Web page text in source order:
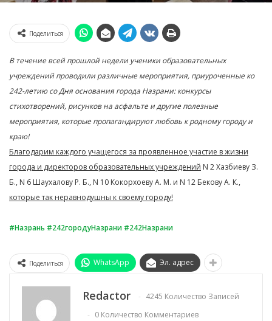
Поделиться
В течение всей прошлой недели ученики образовательных
учреждений проводили различные мероприятия, приуроченные ко
242-летию со Дня основания города Назрани: конкурсы
стихотворений, рисунков на асфальте и другие полезные
мероприятия, которые пропагандируют любовь к родному городу и
краю!
Благодарим каждого учащегося за проявленное участие в жизни
города и директоров образовательных учреждений N 2 Хазбиеву З.
Б., N 6 Шаухалову Р. Б., N 10 Кокорхоеву А. М. и N 12 Бекову А. К.,
которые так неравнодушны к своему городу!
#Назрань #242городуНазрани #242Назрани
Поделиться WhatsApp Эл. адрес
Redactor
4245 Количество Записей
0 Количество Комментариев